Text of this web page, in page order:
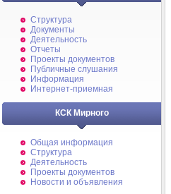
Структура
Документы
Деятельность
Отчеты
Проекты документов
Публичные слушания
Информация
Интернет-приемная
КСК Мирного
Общая информация
Структура
Деятельность
Проекты документов
Новости и объявления